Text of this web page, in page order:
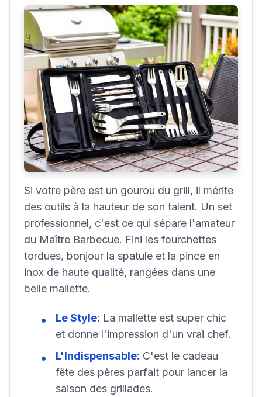
Si votre père est un gourou du grill, il mérite
des outils à la hauteur de son talent. Un set
professionnel, c'est ce qui sépare l'amateur
du Maître Barbecue. Fini les fourchettes
tordues, bonjour la spatule et la pince en
inox de haute qualité, rangées dans une
belle mallette.
Le Style: La mallette est super chic
et donne l'impression d'un vrai chef.
L'Indispensable: C'est le cadeau
fête des pères parfait pour lancer la
saison des grillades.